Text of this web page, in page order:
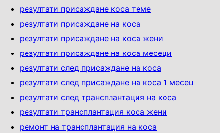
резултати присаждане коса теме
резултати присаждане на коса
резултати присаждане на коса жени
резултати присаждане на коса месеци
резултати след присаждане на коса
резултати след присаждане на коса 1 месец
резултати след трансплантация на коса
резултати трансплантация коса жени
ремонт на трансплантация на коса